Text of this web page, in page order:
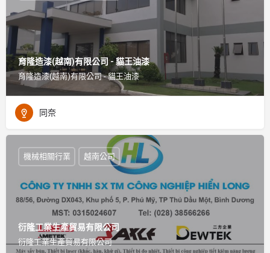
育隆造漆(越南)有限公司 - 貓王油漆
育隆造漆(越南)有限公司 - 貓王油漆
同奈
衍隆工業生產貿易有限公司
衍隆工業生產貿易有限公司
機械相關行業 越南公司